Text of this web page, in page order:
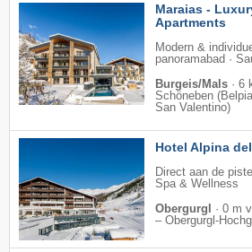
Maraias -
Apartments
Modern &
panoramabad ·
Burgeis/Mals · 6
Schöneben
San Valentino)
Hotel Alpina
Direct aan de
Spa & Wellness
Obergurgl
· 0 m
– Obergurgl-